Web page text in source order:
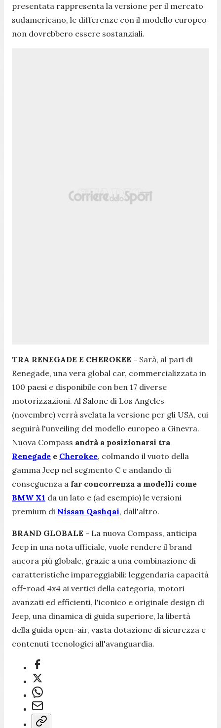
presentata rappresenta la versione per il mercato
sudamericano, le differenze con il modello europeo
non dovrebbero essere sostanziali.
TRA RENEGADE E CHEROKEE - Sarà, al pari di
Renegade, una vera global car, commercializzata in
100 paesi e disponibile con ben 17 diverse
motorizzazioni. Al Salone di Los Angeles
(novembre) verrà svelata la versione per gli USA, cui
seguirà l'unveiling del modello europeo a Ginevra.
Nuova Compass andrà a posizionarsi tra
Renegade e Cherokee, colmando il vuoto della
gamma Jeep nel segmento C e andando di
conseguenza a far concorrenza a modelli come
BMW X1 da un lato e (ad esempio) le versioni
premium di Nissan Qashqai, dall'altro.
BRAND GLOBALE - La nuova Compass, anticipa
Jeep in una nota ufficiale, vuole rendere il brand
ancora più globale, grazie a una combinazione di
caratteristiche impareggiabili: leggendaria capacità
off-road 4x4 ai vertici della categoria, motori
avanzati ed efficienti, l'iconico e originale design di
Jeep, una dinamica di guida superiore, la libertà
della guida open-air, vasta dotazione di sicurezza e
contenuti tecnologici all'avanguardia.